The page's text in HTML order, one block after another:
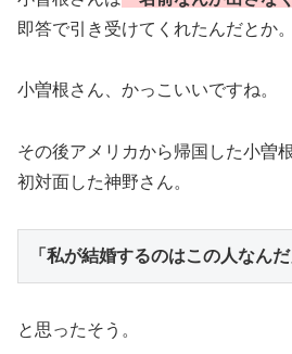
即答で引き受けてくれたんだとか。
小曽根さん、かっこいいですね。
その後アメリカから帰国した小曽
初対面した神野さん。
「私が結婚するのはこの人なんだ
と思ったそう。